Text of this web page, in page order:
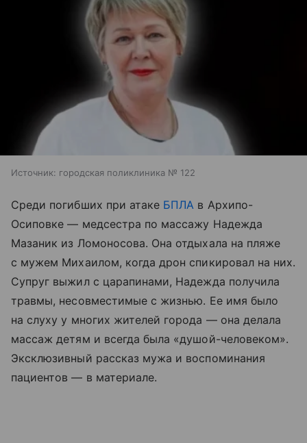
Источник: городская поликлиника № 122
Среди погибших при атаке БПЛА в Архипо-
Осиповке — медсестра по массажу Надежда
Мазаник из Ломоносова. Она отдыхала на пляже
с мужем Михаилом, когда дрон спикировал на них.
Супруг выжил с царапинами, Надежда получила
травмы, несовместимые с жизнью. Ее имя было
на слуху у многих жителей города — она делала
массаж детям и всегда была «душой-человеком».
Эксклюзивный рассказ мужа и воспоминания
пациентов — в материале.